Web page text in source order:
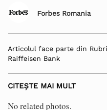
Forbes Romania
Articolul face parte din
Raiffeisen Bank
CITEȘTE MAI MULT
No related photos.